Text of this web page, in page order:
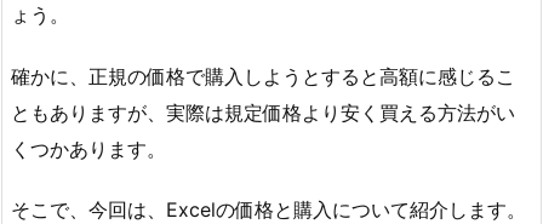
ょう。
確かに、正規の価格で購入しようとすると高額に感じるこ
ともありますが、実際は規定価格より安く買える方法がい
くつかあります。
そこで、今回は、Excelの価格と購入について紹介します。